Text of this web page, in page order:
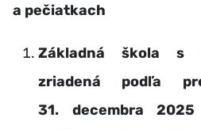
a pečiatkach
Základná škola s
zriadená podľa
31. decembra 2025